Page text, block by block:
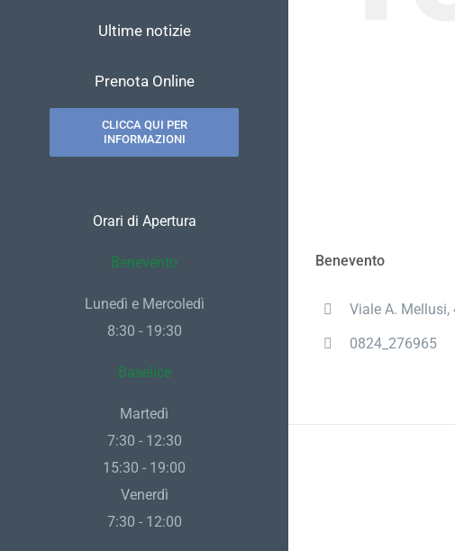
Ultime notizie
Prenota Online
CLICCA QUI PER
INFORMAZIONI
Orari di Apertura
Benevento
Lunedì e Mercoledì
8:30 - 19:30
Baselice
Martedì
7:30 - 12:30
15:30 - 19:00
Venerdì
7:30 - 12:00
Benevento
Viale A. Mellusi,
0824_276965